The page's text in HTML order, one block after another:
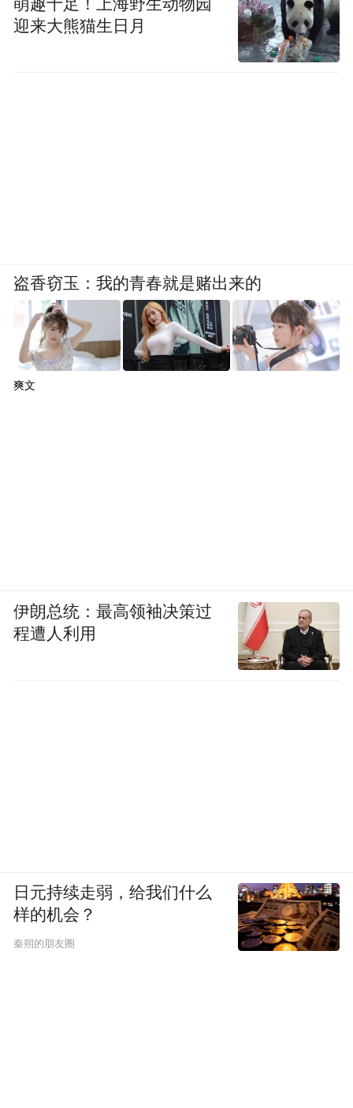
萌趣十足！上海野生动物园
迎来大熊猫生日月
盗香窃玉：我的青春就是赌出来的
爽文
伊朗总统：最高领袖决策过
程遭人利用
日元持续走弱，给我们什么
样的机会？
秦朔的朋友圈